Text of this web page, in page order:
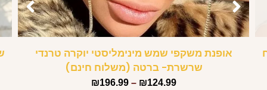
אופנת משקפי שמש מינימליסטי יוקרה טרנדי
שרשרת- ברטה (משלוח חינם)
₪124.99
–
₪196.99